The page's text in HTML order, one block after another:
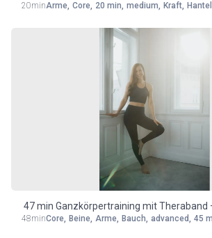
20minArme, Core, 20 min, medium, Kraft,
47 min Ganzkörpertraining mit Theraband
48minCore, Beine, Arme, Bauch, advanced, 45